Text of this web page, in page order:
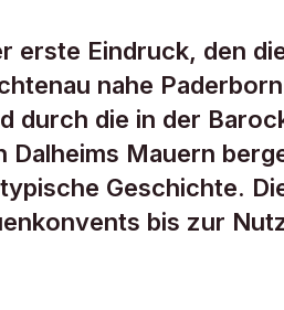
ARCHÄOLOGIE
erste Eindruck, den
nahe
durch die in der
Dalheims Mauern
Geschichte.
bis zur